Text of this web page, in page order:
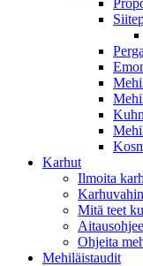
Karhut
Ilmoita
Mitä teet
Ohjeita
Mehiläistaudit